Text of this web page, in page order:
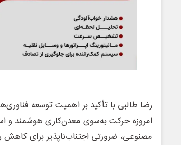
رضا طالبی با تأکید بر اهمیت توسعه
امروزه حرکت به‌سوی معدن‌کاری هوشمند و
مصنوعی، ضرورتی اجتناب‌ناپذیر برای